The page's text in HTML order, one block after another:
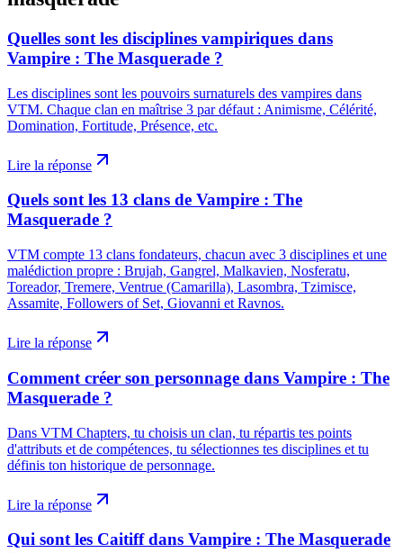
Quelles sont les disciplines vampiriques dans
Vampire : The Masquerade ?
Les disciplines sont les pouvoirs surnaturels des vampires dans
VTM. Chaque clan en maîtrise 3 par défaut : Animisme, Célérité,
Domination, Fortitude, Présence, etc.
Lire la réponse
Quels sont les 13 clans de Vampire : The
Masquerade ?
VTM compte 13 clans fondateurs, chacun avec 3 disciplines et une
malédiction propre : Brujah, Gangrel, Malkavien, Nosferatu,
Toreador, Tremere, Ventrue (Camarilla), Lasombra, Tzimisce,
Assamite, Followers of Set, Giovanni et Ravnos.
Lire la réponse
Comment créer son personnage dans Vampire : The
Masquerade ?
Dans VTM Chapters, tu choisis un clan, tu répartis tes points
d'attributs et de compétences, tu sélectionnes tes disciplines et tu
définis ton historique de personnage.
Lire la réponse
Qui sont les Caitiff dans Vampire : The Masquerade